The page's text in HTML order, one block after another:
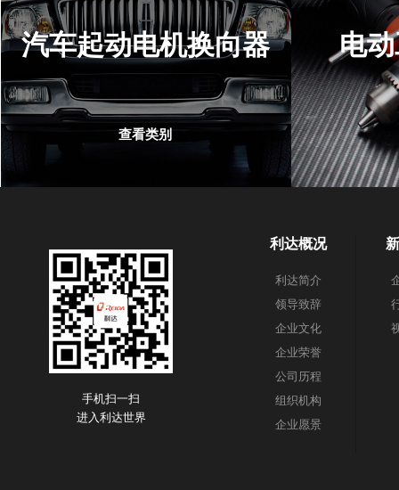
汽车起动电机换向器
查看类别
电
手机扫一扫
进入利达世界
利达概况
利达简介
领导致辞
企业文化
企业荣誉
公司历程
组织机构
企业愿景